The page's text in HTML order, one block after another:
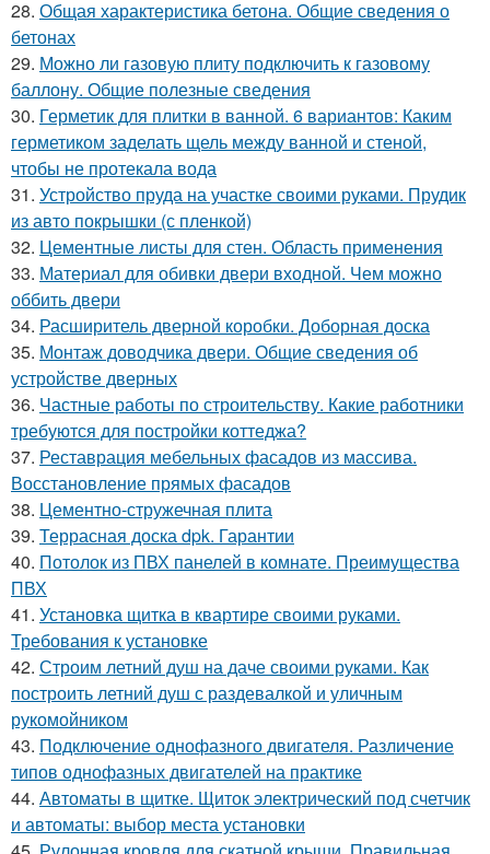
28. Общая характеристика бетона. Общие сведения о
бетонах
29. Можно ли газовую плиту подключить к газовому
баллону. Общие полезные сведения
30. Герметик для плитки в ванной. 6 вариантов: Каким
герметиком заделать щель между ванной и стеной,
чтобы не протекала вода
31. Устройство пруда на участке своими руками. Прудик
из авто покрышки (с пленкой)
32. Цементные листы для стен. Область применения
33. Материал для обивки двери входной. Чем можно
оббить двери
34. Расширитель дверной коробки. Доборная доска
35. Монтаж доводчика двери. Общие сведения об
устройстве дверных
36. Частные работы по строительству. Какие работники
требуются для постройки коттеджа?
37. Реставрация мебельных фасадов из массива.
Восстановление прямых фасадов
38. Цементно-стружечная плита
39. Террасная доска dpk. Гарантии
40. Потолок из ПВХ панелей в комнате. Преимущества
ПВХ
41. Установка щитка в квартире своими руками.
Требования к установке
42. Строим летний душ на даче своими руками. Как
построить летний душ с раздевалкой и уличным
рукомойником
43. Подключение однофазного двигателя. Различение
типов однофазных двигателей на практике
44. Автоматы в щитке. Щиток электрический под счетчик
и автоматы: выбор места установки